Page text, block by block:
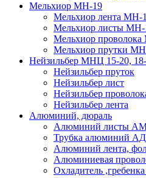
Мельхиор МН-19
Мельхиор лента МН-
Мельхиор листы МН-
Мельхиор
Мельхиор прутки
Нейзильбер МНЦ 15-20,
Нейзильбер пруток
Нейзильбер лист
Нейзильбер
Нейзильбер лента
Алюминий, дюраль
Алюминий листы
Трубка алюминий
Алюминий лента,
Алюминиевая
Охладитель